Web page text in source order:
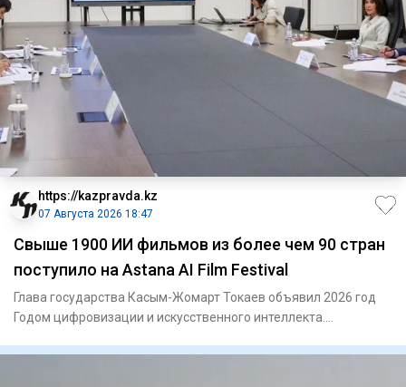
https://kazpravda.kz
07 Августа 2026 18:47
Свыше 1900 ИИ фильмов из более чем 90 стран
поступило на Astana AI Film Festival
Глава государства Касым-Жомарт Токаев объявил 2026 год
Годом цифровизации и искусственного интеллекта.